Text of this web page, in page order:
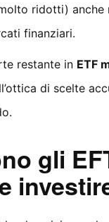
ridotti) anche
finanziari.
restante in ETF
di scelte
gli